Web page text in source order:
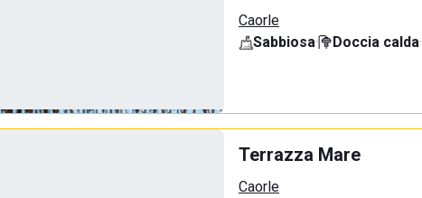
Caorle
Sabbiosa· Doccia calda·
Terrazza Mare
Caorle